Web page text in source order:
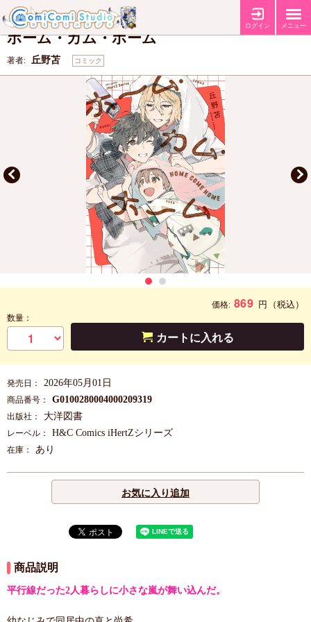
ログイン メニュー
特典 【コミコミ特典8P小冊子】 【店舗共通特典ペーパー】
ホーム・カム・ホーム
著者: 丘野苫 コミック
価格: 869 円 （税込）
数量：
カートに入れる
発売日： 2026年05月01日
商品番号： G0100280004000209319
出版社： 大洋図書
レーベル： H&C Comics iHertZシリーズ
在庫： あり
お気に入り追加
商品説明
平行線だった2人暮らしに小さな嵐が舞い込んだ。